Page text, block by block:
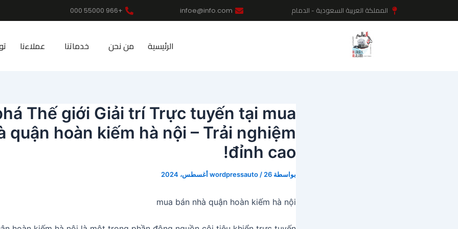
إلى
المملكة العربية السعودية - الدمام infoe@info.com
+966 55000 000
الرئيسية من نحن خدماتنا عملاءنا
Thế giới Giải trí Trực tuyến tại mua
quận hoàn kiếm hà nội – Trải nghiệm
đỉnh cao!
بواسطة wordpressauto / 26 أغسطس، 2024
mua bán nhà quận hoàn kiếm hà nội
navigation